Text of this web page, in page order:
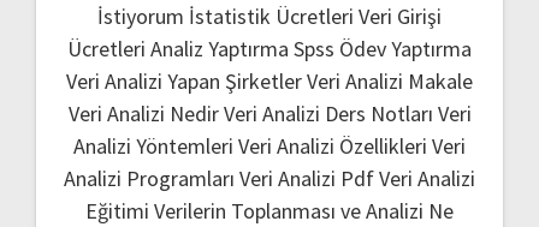
İstiyorum İstatistik Ücretleri Veri Girişi
Ücretleri Analiz Yaptırma Spss Ödev Yaptırma
Veri Analizi Yapan ŞirketlerVeri Analizi Makale
Veri Analizi NedirVeri Analizi Ders Notları Veri
Analizi Yöntemleri Veri Analizi Özellikleri Veri
Analizi Programları Veri Analizi PdfVeri Analizi
Eğitimi Verilerin Toplanması ve Analizi Ne